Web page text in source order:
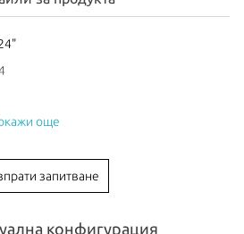
още
запитване
конфигурация